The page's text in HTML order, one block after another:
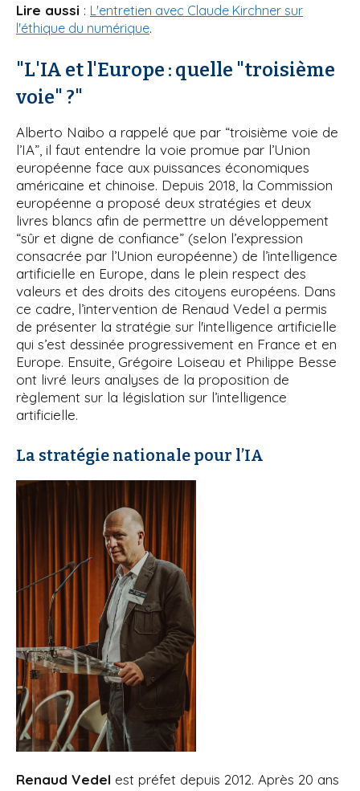
Lire aussi : L'entretien avec Claude Kirchner sur
l'éthique du numérique.
"L'IA et l'Europe : quelle "troisième
voie" ?"
Alberto Naibo a rappelé que par “troisième voie de
l’IA”, il faut entendre la voie promue par l’Union
européenne face aux puissances économiques
américaine et chinoise. Depuis 2018, la Commission
européenne a proposé deux stratégies et deux
livres blancs afin de permettre un développement
“sûr et digne de confiance” (selon l’expression
consacrée par l’Union européenne) de l’intelligence
artificielle en Europe, dans le plein respect des
valeurs et des droits des citoyens européens. Dans
ce cadre, l’intervention de Renaud Vedel a permis
de présenter la stratégie sur l'intelligence artificielle
qui s’est dessinée progressivement en France et en
Europe. Ensuite, Grégoire Loiseau et Philippe Besse
ont livré leurs analyses de la proposition de
règlement sur la législation sur l’intelligence
artificielle.
La stratégie nationale pour l’IA
Renaud Vedel est préfet depuis 2012. Après 20 ans